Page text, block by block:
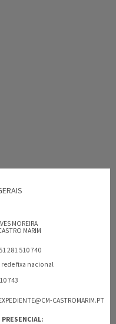
MOREIRA
MARIM
281 510 740
rede fixa nacional
743
CASTROMARIM.PT